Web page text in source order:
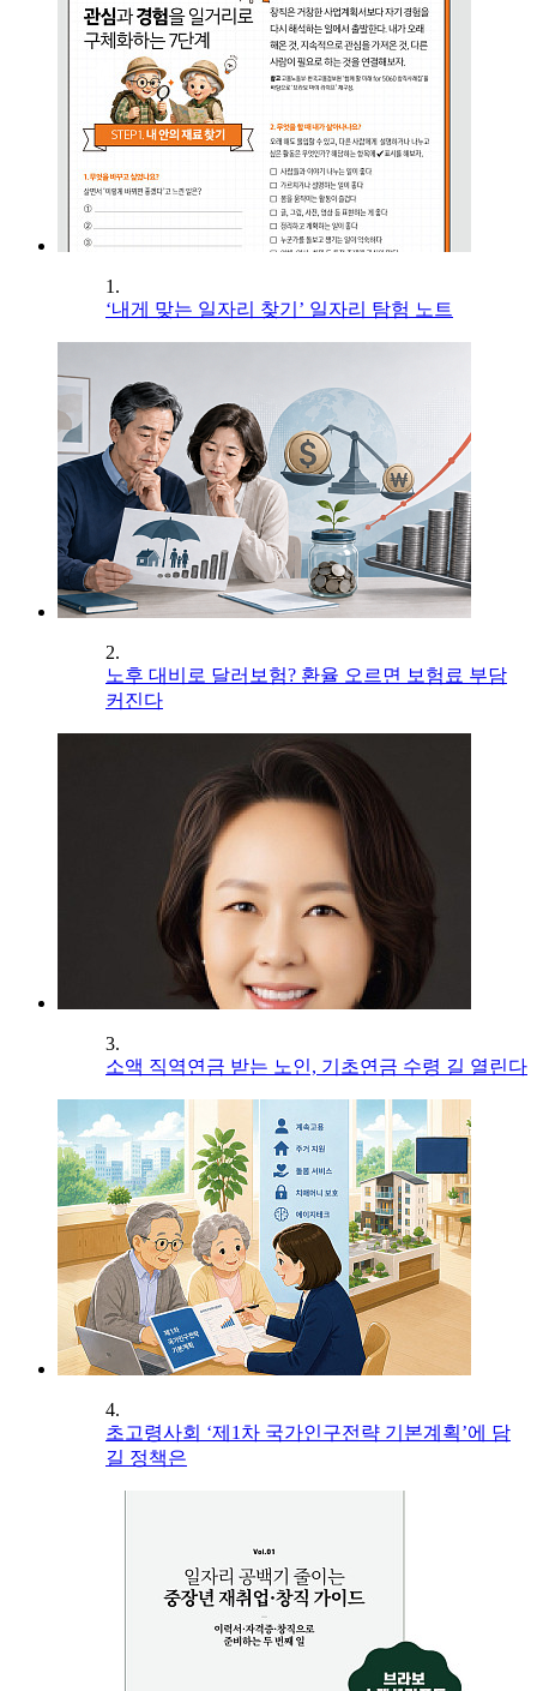
1.
‘내게 맞는 일자리 찾기’ 일자리 탐험 노트
2.
노후 대비로 달러보험? 환율 오르면 보험료 부담
커진다
3.
소액 직역연금 받는 노인, 기초연금 수령 길 열린다
4.
초고령사회 ‘제1차 국가인구전략 기본계획’에 담
길 정책은